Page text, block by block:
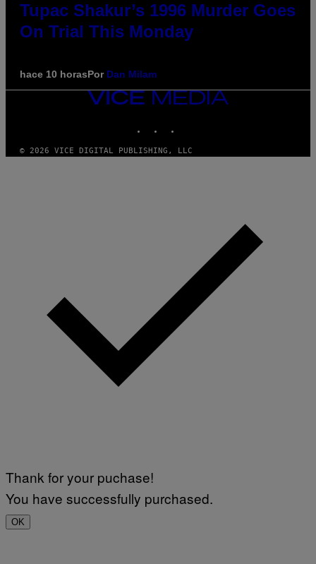
Tupac Shakur’s 1996 Murder Goes
On Trial This Monday
hace 10 horasPor Dan Milam
VICE
© 2026 VICE DIGITAL PUBLISHING, LLC
Thank for your puchase!
You have successfully purchased.
OK